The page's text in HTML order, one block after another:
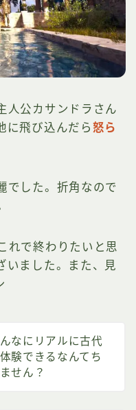
人公カサンドラさん
に飛び込んだら 怒ら
でした。折角なので
れで終わりたいと思
いました。また、見
なにリアルに古代
験できるなんてち
せん？